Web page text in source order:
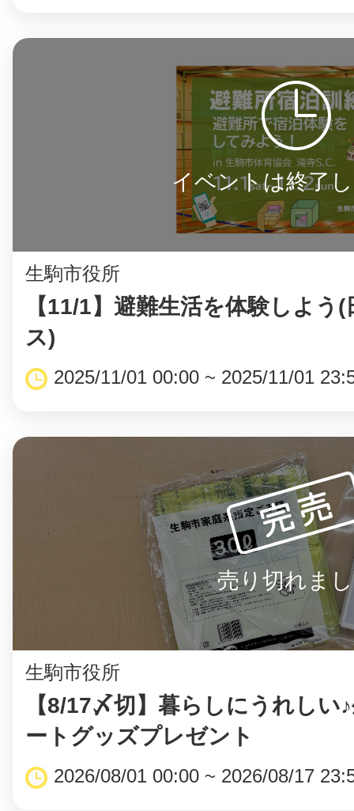
イベントは終了
生駒市役所
【11/1】避難生活を体験しよう
ス)
2025/11/01 00:00 ~ 2025/11/01
売り切れま
生駒市役所
【8/17〆切】暮らしにうれしい
ートグッズプレゼント
2026/08/01 00:00 ~ 2026/08/17